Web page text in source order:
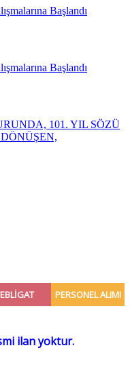
Başlandı
Başlandı
101. YIL SÖZÜ